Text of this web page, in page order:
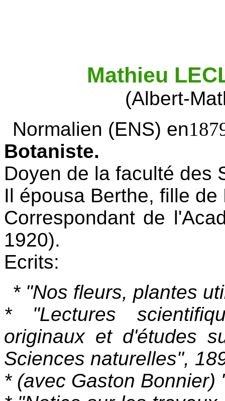
Mathieu
(Albert-
Normalien (ENS) en
Botaniste.
Doyen de la faculté des
Il épousa Berthe, fille
Correspondant de
1920).
Ecrits:
* "Nos fleurs, plantes
* "Lectures
originaux et d'études
Sciences naturelles",
* (avec Gaston